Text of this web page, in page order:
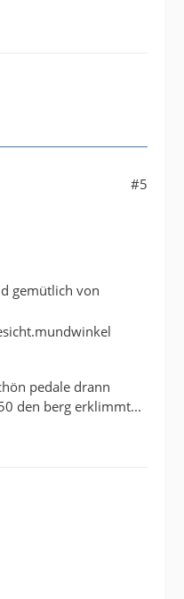
#5
gemütlich von
pedale drann
den berg erklimmt...